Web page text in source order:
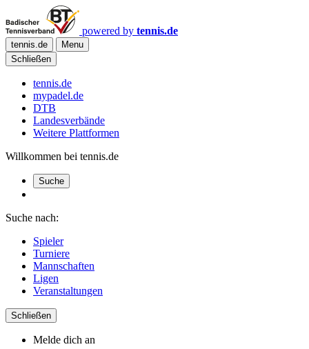
powered by tennis.de
tennis.de
Menu
Schließen
tennis.de
mypadel.de
DTB
Landesverbände
Weitere Plattformen
Willkommen bei tennis.de
Suche
Suche nach:
Spieler
Turniere
Mannschaften
Ligen
Veranstaltungen
Schließen
Melde dich an